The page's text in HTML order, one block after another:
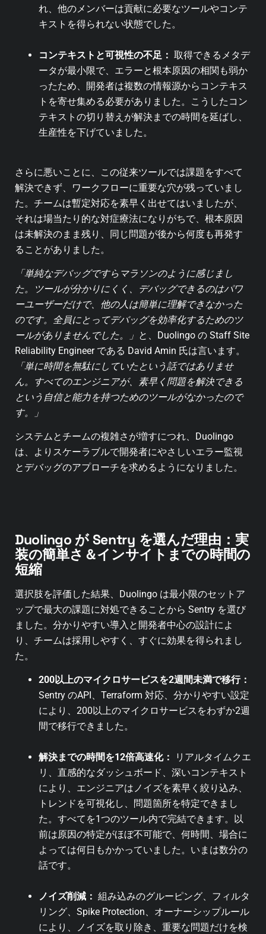
れ、他のメンバーは貢献に必要なツールやコンテ
キストを得られない状態でした。
コンテキストと可視性の不足： 取得できるメタデ
ータが最小限で、エラーと根本原因の相関も弱か
ったため、開発者は複数の情報源からコンテキス
トを寄せ集める必要がありました。こうしたコン
テキストの切り替えが解決までの時間を延ばし、
生産性を下げていました。
さらに悪いことに、この従来ツールでは課題をすべて
解決できず、ワークフローに重要な穴が残っていまし
た。チームは暫定対応を素早く出せてはいましたが、
それは場当たり的な対症療法になりがちで、根本原因
は未解決のまま残り、同じ問題が後から何度も再発す
ることがありました。
「単純なデバッグですらマラソンのように感じまし
た。ツールが分かりにくく、デバッグできるのはパワ
ーユーザーだけで、他の人は簡単に理解できなかった
のです。全員にとってデバッグを効率化するためのツ
ールがありませんでした。」 と、Duolingo の Staff Site
Reliability Engineer である David Amin 氏は言います。
「単に時間を無駄にしていたという話ではありませ
ん。すべてのエンジニアが、素早く問題を解決できる
という自信と能力を持つためのツールがなかったので
す。」
システムとチームの複雑さが増すにつれ、Duolingo
は、よりスケーラブルで開発者にやさしいエラー監視
とデバッグのアプローチを求めるようになりました。
Duolingo が Sentry を選んだ理由：実
装の簡単さ＆インサイトまでの時間の
短縮
選択肢を評価した結果、Duolingo は最小限のセットア
ップで最大の課題に対処できることから Sentry を選び
ました。分かりやすい導入と開発者中心の設計によ
り、チームは採用しやすく、すぐに効果を得られまし
た。
200以上のマイクロサービスを2週間未満で移行：
Sentry のAPI、Terraform 対応、分かりやすい設定
により、200以上のマイクロサービスをわずか2週
間で移行できました。
解決までの時間を12倍高速化：
リアルタイムクエ
リ、直感的なダッシュボード、深いコンテキスト
により、エンジニアはノイズを素早く絞り込み、
トレンドを可視化し、問題箇所を特定できまし
た。すべてを1つのツール内で完結できます。以
前は原因の特定がほぼ不可能で、何時間、場合に
よっては何日もかかっていました。いまは数分の
話です。
ノイズ削減： 組み込みのグルーピング、フィルタ
リング、Spike Protection、オーナーシップルール
により、ノイズを取り除き、重要な問題だけを検